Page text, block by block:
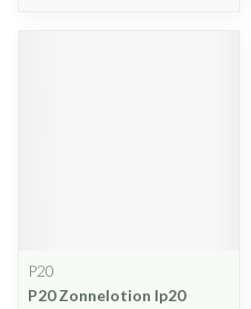
P20
P20 Zonnelotion Ip20